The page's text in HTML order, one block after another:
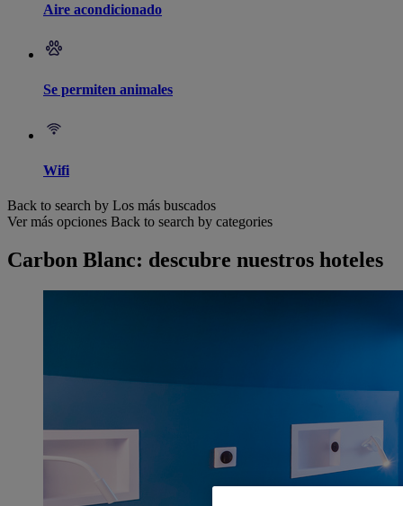
Aire acondicionado
Se permiten animales
Wifi
Back to search by Los más buscados
Ver más opciones Back to search by categories
Carbon Blanc: descubre nuestros hoteles